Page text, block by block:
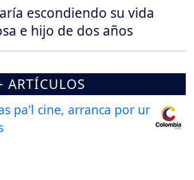
escondiendo su vida
e hijo de dos años
ARTÍCULOS